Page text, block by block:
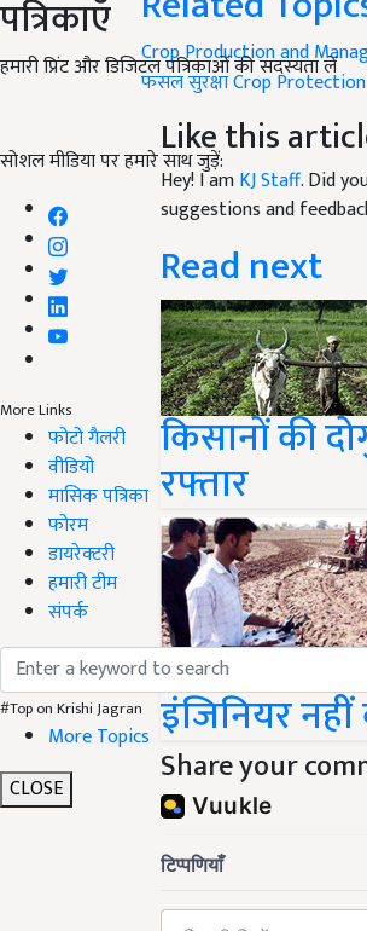
पत्रिकाएँ
हमारी प्रिंट और डिजिटल पत्रिकाओं की सदस्यता लें
सोशल मीडिया पर हमारे साथ जुड़ें:
More Links
फोटो गैलरी
वीडियो
मासिक पत्रिका
फोरम
डायरेक्टरी
हमारी टीम
संपर्क
#Top on Krishi Jagran
More Topics
CLOSE
Crop Production and
फसल सुरक्षाCrop Protection
Like this
Hey! I amKJ Staff. Did
suggestions and
Read next
किसानों की
रफ्तार
अच्छे स्कूल में
इंजिनियर
Share your